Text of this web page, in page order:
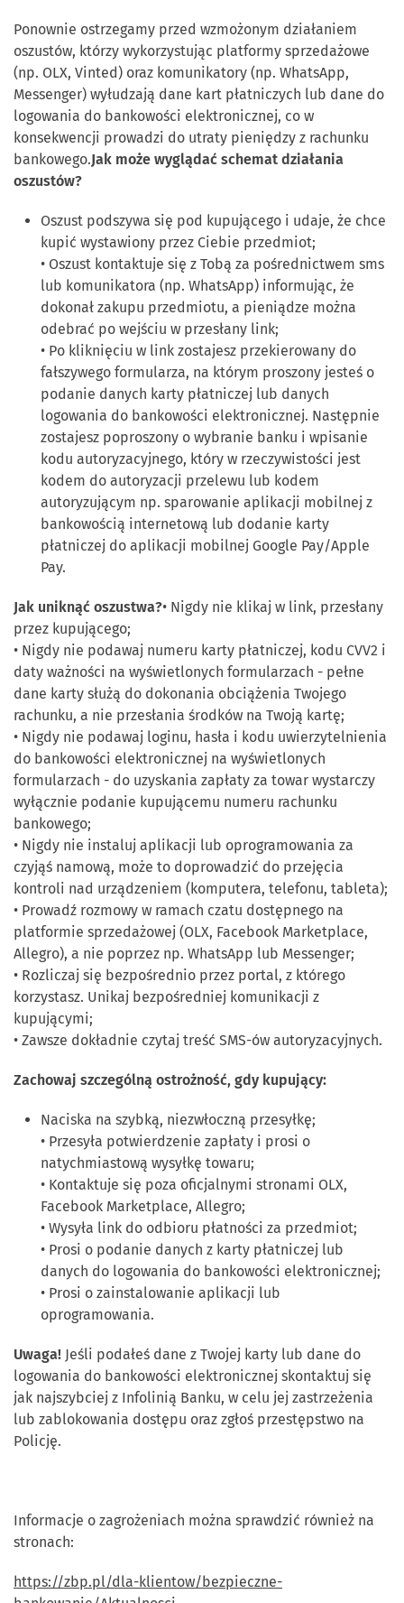
Ponownie ostrzegamy przed wzmożonym działaniem
oszustów, którzy wykorzystując platformy sprzedażowe
(np. OLX, Vinted) oraz komunikatory (np. WhatsApp,
Messenger) wyłudzają dane kart płatniczych lub dane do
logowania do bankowości elektronicznej, co w
konsekwencji prowadzi do utraty pieniędzy z rachunku
bankowego.Jak może wyglądać schemat działania
oszustów?
Oszust podszywa się pod kupującego i udaje, że chce
kupić wystawiony przez Ciebie przedmiot;
• Oszust kontaktuje się z Tobą za pośrednictwem sms
lub komunikatora (np. WhatsApp) informując, że
dokonał zakupu przedmiotu, a pieniądze można
odebrać po wejściu w przesłany link;
• Po kliknięciu w link zostajesz przekierowany do
fałszywego formularza, na którym proszony jesteś o
podanie danych karty płatniczej lub danych
logowania do bankowości elektronicznej. Następnie
zostajesz poproszony o wybranie banku i wpisanie
kodu autoryzacyjnego, który w rzeczywistości jest
kodem do autoryzacji przelewu lub kodem
autoryzującym np. sparowanie aplikacji mobilnej z
bankowością internetową lub dodanie karty
płatniczej do aplikacji mobilnej Google Pay/Apple
Pay.
Jak uniknąć oszustwa?• Nigdy nie klikaj w link, przesłany
przez kupującego;
• Nigdy nie podawaj numeru karty płatniczej, kodu CVV2 i
daty ważności na wyświetlonych formularzach - pełne
dane karty służą do dokonania obciążenia Twojego
rachunku, a nie przesłania środków na Twoją kartę;
• Nigdy nie podawaj loginu, hasła i kodu uwierzytelnienia
do bankowości elektronicznej na wyświetlonych
formularzach - do uzyskania zapłaty za towar wystarczy
wyłącznie podanie kupującemu numeru rachunku
bankowego;
• Nigdy nie instaluj aplikacji lub oprogramowania za
czyjąś namową, może to doprowadzić do przejęcia
kontroli nad urządzeniem (komputera, telefonu, tableta);
• Prowadź rozmowy w ramach czatu dostępnego na
platformie sprzedażowej (OLX, Facebook Marketplace,
Allegro), a nie poprzez np. WhatsApp lub Messenger;
• Rozliczaj się bezpośrednio przez portal, z którego
korzystasz. Unikaj bezpośredniej komunikacji z
kupującymi;
• Zawsze dokładnie czytaj treść SMS-ów autoryzacyjnych.
Zachowaj szczególną ostrożność, gdy kupujący:
Naciska na szybką, niezwłoczną przesyłkę;
• Przesyła potwierdzenie zapłaty i prosi o
natychmiastową wysyłkę towaru;
• Kontaktuje się poza oficjalnymi stronami OLX,
Facebook Marketplace, Allegro;
• Wysyła link do odbioru płatności za przedmiot;
• Prosi o podanie danych z karty płatniczej lub
danych do logowania do bankowości elektronicznej;
• Prosi o zainstalowanie aplikacji lub
oprogramowania.
Uwaga! Jeśli podałeś dane z Twojej karty lub dane do
logowania do bankowości elektronicznej skontaktuj się
jak najszybciej z Infolinią Banku, w celu jej zastrzeżenia
lub zablokowania dostępu oraz zgłoś przestępstwo na
Policję.
Informacje o zagrożeniach można sprawdzić również na
stronach:
https://zbp.pl/dla-klientow/bezpieczne-